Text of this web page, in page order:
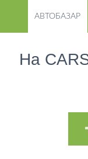
АВТОБАЗАР
На